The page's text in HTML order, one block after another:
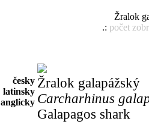
Žralok
.: počet
česky
latinsky
anglicky
Žralok galapážský
Carcharhinus
Galapagos shark